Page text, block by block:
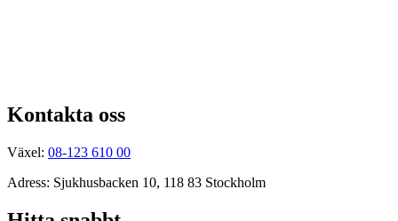
Kontakta oss
Växel: 08-123 610 00
Adress: Sjukhusbacken 10, 118 83 Stockholm